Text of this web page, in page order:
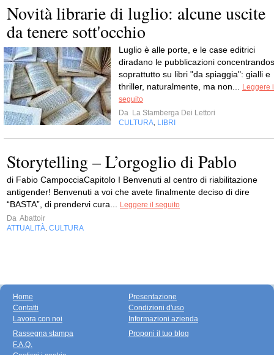
Novità librarie di luglio: alcune uscite
da tenere sott'occhio
Luglio è alle porte, e le case editrici
diradano le pubblicazioni
soprattutto su libri "da spiaggia": gialli e
thriller, naturalmente, ma non...
Leggere
seguito
Da La Stamberga Dei Lettori
CULTURA LIBRI
Storytelling – L’orgoglio di Pablo
di Fabio CampocciaCapitolo I Benvenuti al centro di riabilitazione
antigender! Benvenuti a voi che avete finalmente deciso di dire
“BASTA”, di prendervi cura...
Leggere il seguito
Da Abattoir
ATTUALITÀ CULTURA
Home
Contatti
Lavora con noi
Presentazione
Condizioni d'uso
Informazioni azienda
Rassegna stampa
F.A.Q.
Proponi il tuo blog